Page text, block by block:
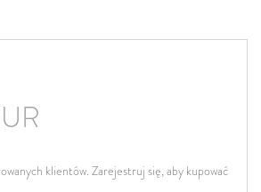
klientów. Zarejestruj się, aby kupować